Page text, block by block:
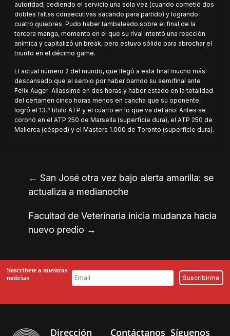
autoridad, cediendo el servicio una sola vez (cuando cometió dos
dobles faltas consecutivas sacando para partido) y logrando
cuatro quiebres. Pudo haber tambaleado sobre el final de la
tercera manga, momento en el que su rival intentó una reacción
anímica y capitalizó un break, pero estuvo sólido para abrochar el
triunfo en el décimo game.
El actual número 2 del mundo, que llegó a esta final mucho más
descansado que el serbio por haber barrido su semifinal ante
Felix Auger-Aliassime en dos horas y haber estado en la totalidad
del certamen cinco horas menos en cancha que su oponente,
logró el 13.º título ATP y el cuarto en lo que va del año. Antes se
coronó en el ATP 250 de Marsella (superficie dura), el ATP 250 de
Mallorca (césped) y el Masters 1.000 de Toronto (superficie dura).
← San José otra vez bajo alerta amarilla: se
actualiza a medianoche
Facultad de Veterinaria inicia mudanza hacia
nuevo predio →
Suscríbete a nuestras
noticias
Dirección Contáctanos Síguenos